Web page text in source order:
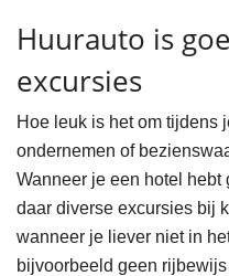
Huurauto is
excursies
Hoe leuk is het om tijdens
ondernemen of
Wanneer je een hotel hebt
daar diverse excursies bij
wanneer je liever niet in
bijvoorbeeld geen